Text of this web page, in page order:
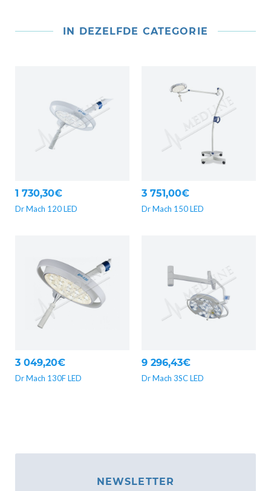
IN DEZELFDE CATEGORIE
1 730,30€
Dr Mach 120 LED
3 751,00€
Dr Mach 150 LED
3 049,20€
Dr Mach 130F LED
9 296,43€
Dr Mach 3SC LED
NEWSLETTER